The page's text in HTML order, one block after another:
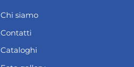
Chi siamo
Contatti
Cataloghi